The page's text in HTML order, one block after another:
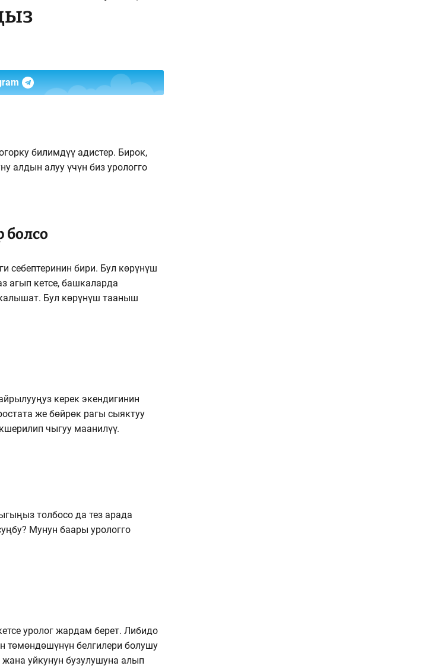
билимдүү адистер. Бирок,
алдын алуу үчүн биз урологго
болсо
себептеринин бири. Бул көрүнүш
агып кетсе, башкаларда
Бул көрүнүш тааныш
керек экендигинин
же бөйрөк рагы сыяктуу
чыгуу маанилүү.
толбосо да тез арада
Мунун баары урологго
уролог жардам берет. Либидо
төмөндөшүнүн белгилери болушу
уйкунун бузулушуна алып